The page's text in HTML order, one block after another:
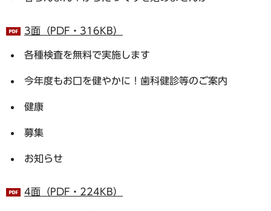
3面（PDF・316KB）
各種検査を無料で実施します
今年度もお口を健やかに！歯科健診等のご案内
健康
募集
お知らせ
4面（PDF・224KB）